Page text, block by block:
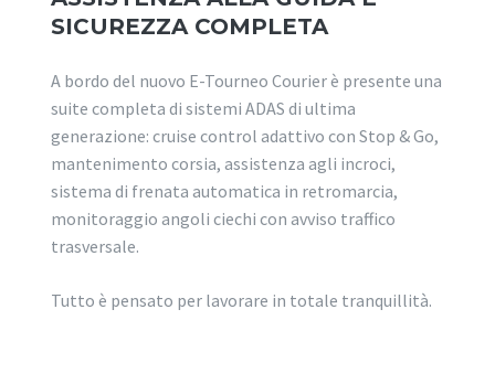
SICUREZZA COMPLETA
A bordo del nuovo E-Tourneo Courier è presente una
suite completa di sistemi ADAS di ultima
generazione: cruise control adattivo con Stop & Go,
mantenimento corsia, assistenza agli incroci,
sistema di frenata automatica in retromarcia,
monitoraggio angoli ciechi con avviso traffico
trasversale.
Tutto è pensato per lavorare in totale tranquillità.